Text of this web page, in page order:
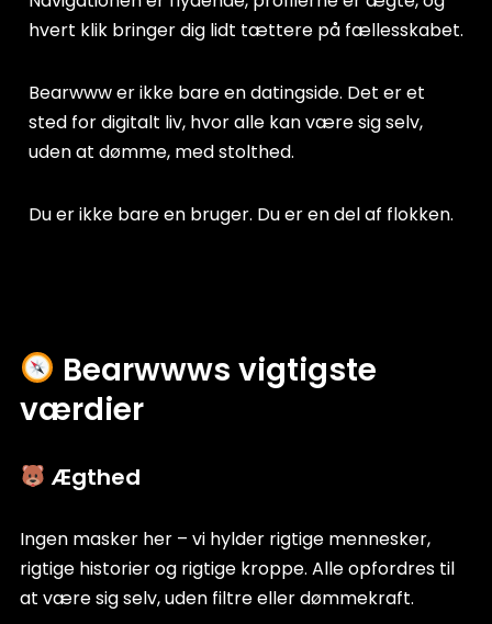
hvert klik bringer dig lidt tættere på fællesskabet.
Bearwww er ikke bare en datingside. Det er et
sted for digitalt liv, hvor alle kan være sig selv,
uden at dømme, med stolthed.
Du er ikke bare en bruger. Du er en del af flokken.
Bearwwws vigtigste
værdier
Ægthed
Ingen masker her – vi hylder rigtige mennesker,
rigtige historier og rigtige kroppe. Alle opfordres til
at være sig selv, uden filtre eller dømmekraft.